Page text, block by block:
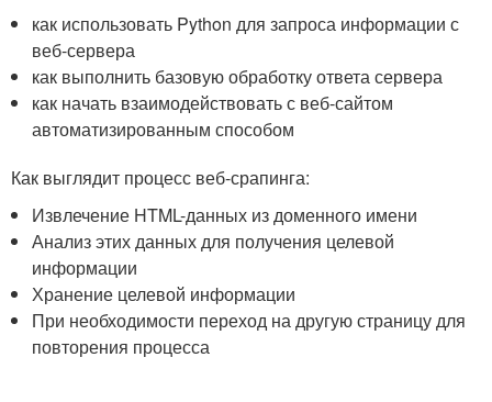
как использовать Python для запроса информации с
веб-сервера
как выполнить базовую обработку ответа сервера
как начать взаимодействовать с веб-сайтом
автоматизированным способом
Как выглядит процесс веб-срапинга:
Извлечение HTML-данных из доменного имени
Анализ этих данных для получения целевой
информации
Хранение целевой информации
При необходимости переход на другую страницу для
повторения процесса